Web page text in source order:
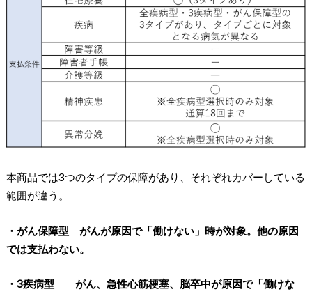
本商品では3つのタイプの保障があり、それぞれカバーしている
範囲が違う。
・がん保障型 がんが原因で「働けない」時が対象。他の原因
では支払わない。
・3疾病型 がん、急性心筋梗塞、脳卒中が原因で「働けな